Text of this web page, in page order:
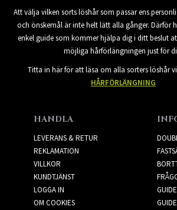
Att välja vilken sorts löshår som passar ens
och önskemål är inte helt lätt alla gånger. Därför
enkel guide som kommer hjälpa dig i ditt beslut
möjliga hårförlängningen just för
Titta in här för att läsa om alla sorters löshår
HÅRFÖRLÄNGNING
HANDLA
LEVERANS & RETUR
REKLAMATION
VILLKOR
KUNDTJÄNST
LOGGA IN
OM COOKIES